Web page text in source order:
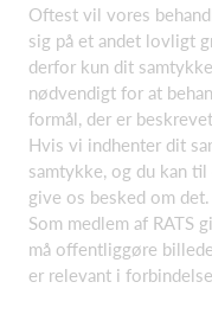
Oftest vil vores
sig på et andet lovligt
derfor kun dit
nødvendigt for at
formål, der er
Hvis vi indhenter dit
samtykke, og du kan
give os besked om det.
Som medlem af RATS
må offentliggøre
er relevant i